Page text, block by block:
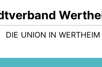
DIE UNION IN WERTHEIM